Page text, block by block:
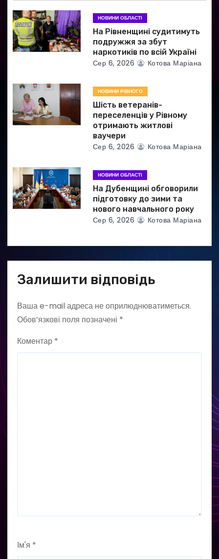
п
и
с
в
НОВИНИ ОБЛАСТІ
На Рівненщині судитимуть
подружжя за збут
наркотиків по всій Україні
Сер 6, 2026 Котова Маріана
НОВИНИ РІВНОГО
Шість ветеранів-
переселенців у Рівному
отримають житлові
ваучери
Сер 6, 2026 Котова Маріана
НОВИНИ ОБЛАСТІ
На Дубенщині обговорили
підготовку до зими та
нового навчального року
Сер 6, 2026 Котова Маріана
Залишити відповідь
Ваша e-mail адреса не оприлюднюватиметься.
Обов’язкові поля позначені *
Коментар *
Ім'я *